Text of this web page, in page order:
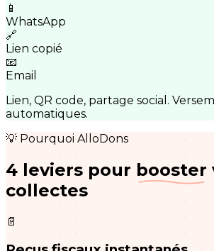
📱
WhatsApp
🔗
Lien copié
📧
Email
Lien, QR code, partage social.
automatiques.
💡 Pourquoi AlloDons
4 leviers pour booster
collectes
📄